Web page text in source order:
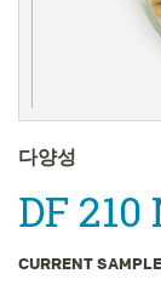
ENGLISH
FRANÇAIS
日本語
简体中文
繁體中文
다양성
DF 210
CURRENT